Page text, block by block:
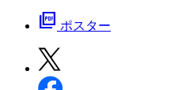
picture_as_pdf ポスター